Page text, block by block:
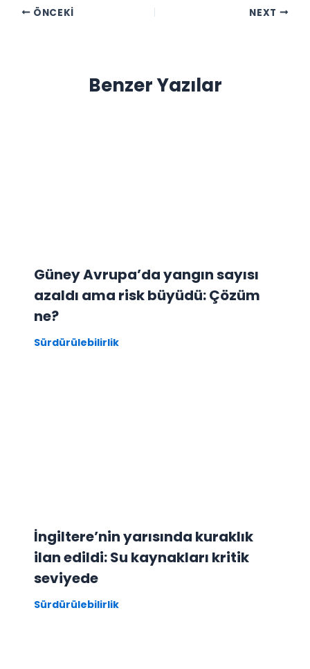
ÖNCEKI NEXT
Benzer Yazılar
Güney Avrupa’da yangın sayısı
azaldı ama risk büyüdü: Çözüm
ne?
Sürdürülebilirlik
İngiltere’nin yarısında kuraklık
ilan edildi: Su kaynakları kritik
seviyede
Sürdürülebilirlik